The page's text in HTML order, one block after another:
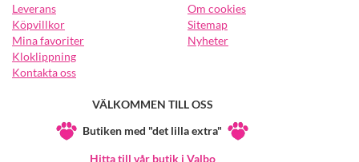
Leverans
Köpvillkor
Mina favoriter
Kloklippning
Kontakta oss
Om cookies
Sitemap
Nyheter
VÄLKOMMEN TILL OSS
Butiken med "det lilla extra"
Hitta till vår butik i Valbo